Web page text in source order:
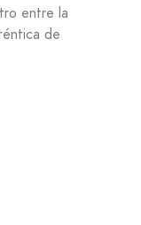
entre la
de